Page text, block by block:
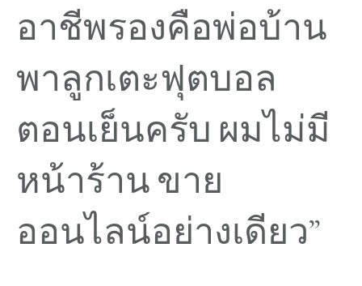
อาชีพรองคือพ่อบ้าน
พาลูกเตะฟุตบอล
ตอนเย็นครับ ผมไม่มี
หน้าร้าน ขาย
ออนไลน์อย่างเดียว”